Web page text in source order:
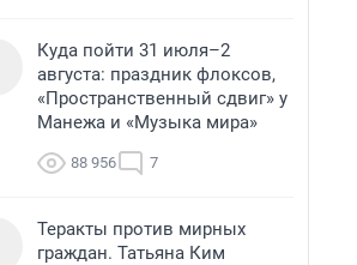
Куда пойти 31 июля–2
августа: праздник флоксов,
«Пространственный сдвиг» у
Манежа и «Музыка мира»
88 956 7
Теракты против мирных
граждан. Татьяна Ким